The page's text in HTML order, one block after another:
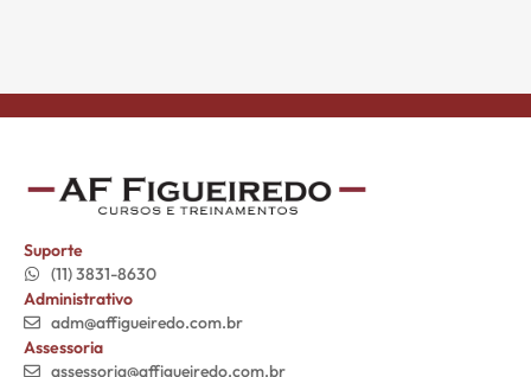
Suporte
(11) 3831-8630
Administrativo
adm@affigueiredo.com.br
Assessoria
assessoria@affigueiredo.com.br